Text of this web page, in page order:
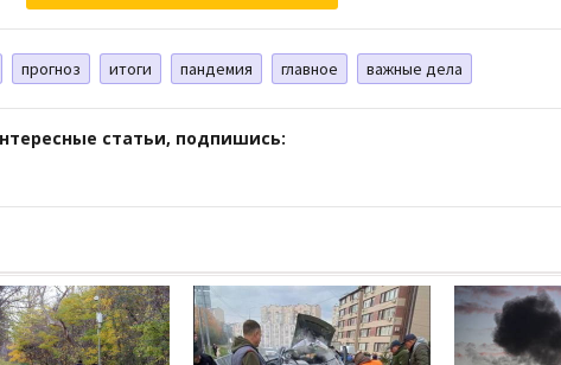
прогноз итоги пандемия главное важные дела
статьи, подпишись: